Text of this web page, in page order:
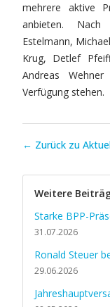
mehrere aktive
anbieten.
Estelmann,
Krug, Detlef
Andreas
Verfügung stehen.
← Zurück zu
Weitere
Starke BPP-
31.07.2026
Ronald Steuer
29.06.2026